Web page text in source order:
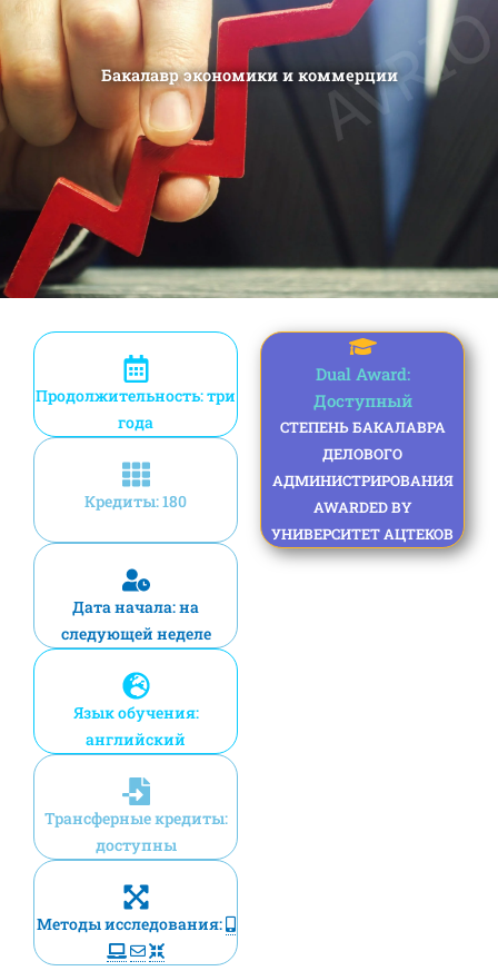
Бакалавр экономики и коммерции
Продолжительность: три
года
Кредиты: 180
Дата начала: на
следующей неделе
Язык обучения:
английский
Трансферные кредиты:
доступны
Методы исследования:
Dual Award:
Доступный
СТЕПЕНЬ БАКАЛАВРА
ДЕЛОВОГО
АДМИНИСТРИРОВАНИЯ
AWARDED BY
УНИВЕРСИТЕТ АЦТЕКОВ